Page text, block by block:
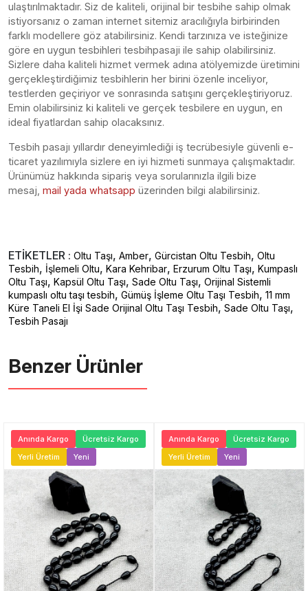
ulaştırılmaktadır. Siz de kaliteli, orijinal bir tesbihe sahip olmak
istiyorsanız o zaman internet sitemiz aracılığıyla birbirinden
farklı modellere göz atabilirsiniz. Kendi tarzınıza ve isteğinize
göre en uygun tesbihleri tesbihpasaji ile sahip olabilirsiniz.
Sizlere daha kaliteli hizmet vermek adına atölyemizde üretimini
gerçekleştirdiğimiz tesbihlerin her birini özenle inceliyor,
testlerden geçiriyor ve sonrasında satışını gerçekleştiriyoruz.
Emin olabilirsiniz ki kaliteli ve gerçek tesbilere en uygun, en
ideal fiyatlardan sahip olacaksınız.
Tesbih pasajı yıllardır deneyimlediği iş tecrübesiyle güvenli e-
ticaret yazılımıyla sizlere en iyi hizmeti sunmaya çalışmaktadır.
Ürünümüz hakkında sipariş veya sorularınızla ilgili bize
mesaj, mail yada whatsapp üzerinden bilgi alabilirsiniz.
ETİKETLER : Oltu Taşı, Amber, Gürcistan Oltu Tesbih, Oltu
Tesbih, İşlemeli Oltu, Kara Kehribar, Erzurum Oltu Taşı, Kumpaslı
Oltu Taşı, Kapsül Oltu Taşı, Sade Oltu Taşı, Orijinal Sistemli
kumpaslı oltu taşı tesbih, Gümüş İşleme Oltu Taşı Tesbih, 11 mm
Küre Taneli El İşi Sade Orijinal Oltu Taşı Tesbih, Sade Oltu Taşı,
Tesbih Pasajı
Benzer Ürünler ️
Anında Kargo
Ücretsiz Kargo
Yerli Üretim
Yeni
Anında Kargo
Ücretsiz Kargo
Yerli Üretim
Yeni